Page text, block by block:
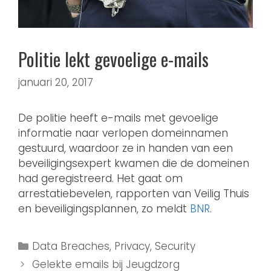
Politie lekt gevoelige e-mails
januari 20, 2017
De politie heeft e-mails met gevoelige
informatie naar verlopen domeinnamen
gestuurd, waardoor ze in handen van een
beveiligingsexpert kwamen die de domeinen
had geregistreerd. Het gaat om
arrestatiebevelen, rapporten van Veilig Thuis
en beveiligingsplannen, zo meldt BNR.
Data Breaches, Privacy,Security
Gelekte emails bij Jeugdzorg